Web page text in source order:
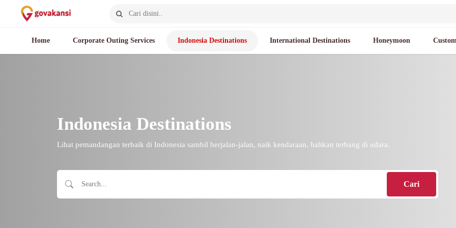
Home Corporate Outing Services Indonesia Destinations International Destinations Honeymoon
Indonesia Destinations
Lihat pemandangan terbaik di Indonesia sambil berjalan-jalan, naik kendaraan, bahkan terbang di udara.
Cari